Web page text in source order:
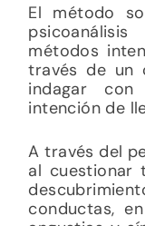
El método
métodos
través de un
indagar
intención de
A través del
al cuestionar
conductas,